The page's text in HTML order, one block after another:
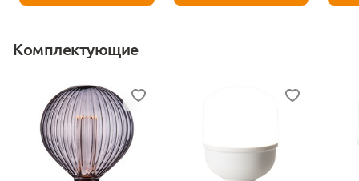
Комплектующие